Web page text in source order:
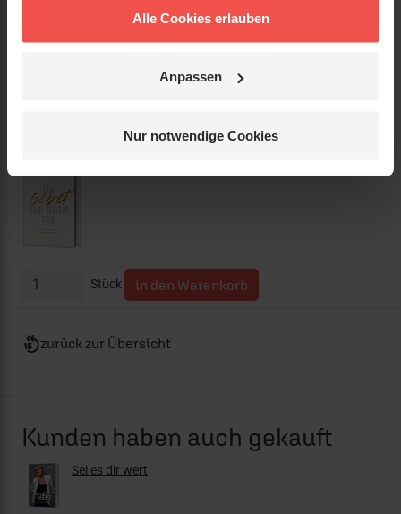
Alle Cookies erlauben
Anpassen
Nur notwendige Cookies
Status: lieferbar
23,00 €(inkl. MwSt., zzgl. Versandkosten)
Leseprobe
Stück
zurück zur Übersicht
Kunden haben auch gekauft
Sei es dir wert